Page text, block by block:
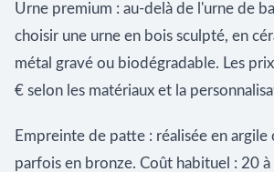
Urne premium : au-delà de l'urne de
choisir une urne en bois sculpté, en
métal gravé ou biodégradable. Les
€ selon les matériaux et la
Empreinte de patte : réalisée en argile
parfois en bronze. Coût habituel : 20